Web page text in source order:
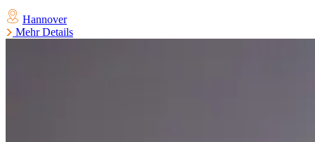
Hannover
Mehr Details